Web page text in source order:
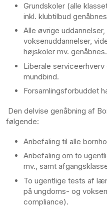
Grundskoler (alle
inkl. klubtilbud
Alle øvrige
voksenuddannelser,
højskoler mv. genåbnes.
Liberale
mundbind.
Forsamlingsforbuddet
Den delvise genåbning af
følgende:
Anbefaling til alle
Anbefaling om to
mv., samt
To ugentlige tests af
på ungdoms- og
compliance).